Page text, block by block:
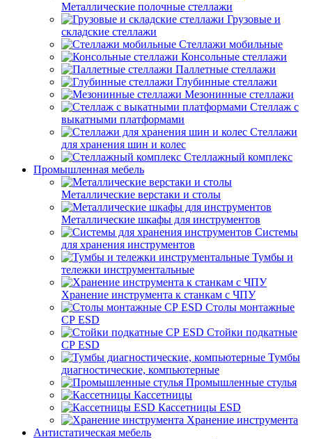
Металлические полочные стеллажи
Грузовые и
складские стеллажи
Стеллажи мобильные
Консольные стеллажи
Паллетные стеллажи
Глубинные стеллажи
Мезонинные стеллажи
Стеллаж с
выкатными платформами
Стеллажи
для хранения шин и колес
Стеллажный комплекс
Промышленная мебель
Металлические верстаки и столы
Металлические шкафы для инструментов
Системы
для хранения инструментов
Тумбы и
тележки инструментальные
Хранение инструмента к станкам с ЧПУ
Столы монтажные
СР ESD
Стойки подкатные
СР ESD
Тумбы
диагностические, компьютерные
Промышленные стулья
Кассетницы
Кассетницы ESD
Хранение инструмента
Антистатическая мебель